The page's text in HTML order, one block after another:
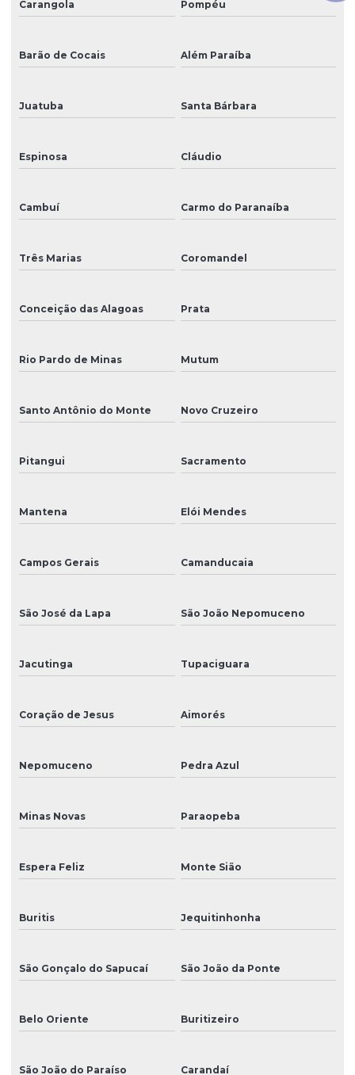
Carangola Pompéu
Barão de Cocais Além Paraíba
Juatuba Santa Bárbara
Espinosa Cláudio
Cambuí Carmo do Paranaíba
Três Marias Coromandel
Conceição das Alagoas Prata
Rio Pardo de Minas Mutum
Santo Antônio do Monte Novo Cruzeiro
Pitangui Sacramento
Mantena Elói Mendes
Campos Gerais Camanducaia
São José da Lapa São João Nepomuceno
Jacutinga Tupaciguara
Coração de Jesus Aimorés
Nepomuceno Pedra Azul
Minas Novas Paraopeba
Espera Feliz Monte Sião
Buritis Jequitinhonha
São Gonçalo do Sapucaí São João da Ponte
Belo Oriente Buritizeiro
São João do Paraíso Carandaí